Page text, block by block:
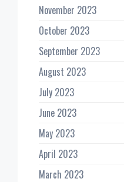
November 2023
October 2023
September 2023
August 2023
July 2023
June 2023
May 2023
April 2023
March 2023